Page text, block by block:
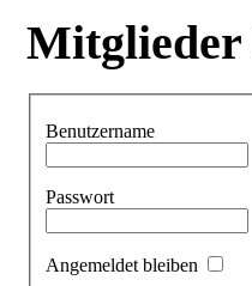
Benutzername
Passwort
Angemeldet bleiben